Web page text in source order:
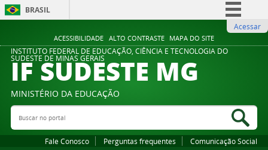
ACESSIBILIDADE ALTO CONTRASTE MAPA DO SITE
BRASIL
Comunica BR
Participe
Legislação
Acessar
INSTITUTO FEDERAL DE EDUCAÇÃO, CIÊNCIA E TECNOLOGIA DO
SUDESTE DE MINAS GERAIS
IF SUDESTE MG
MINISTÉRIO DA EDUCAÇÃO
Buscar no portal
Fale Conosco Perguntas frequentes Comunicação Social